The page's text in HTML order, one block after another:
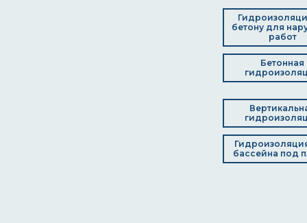
бетону для
работ
Бетонная
бассейна под